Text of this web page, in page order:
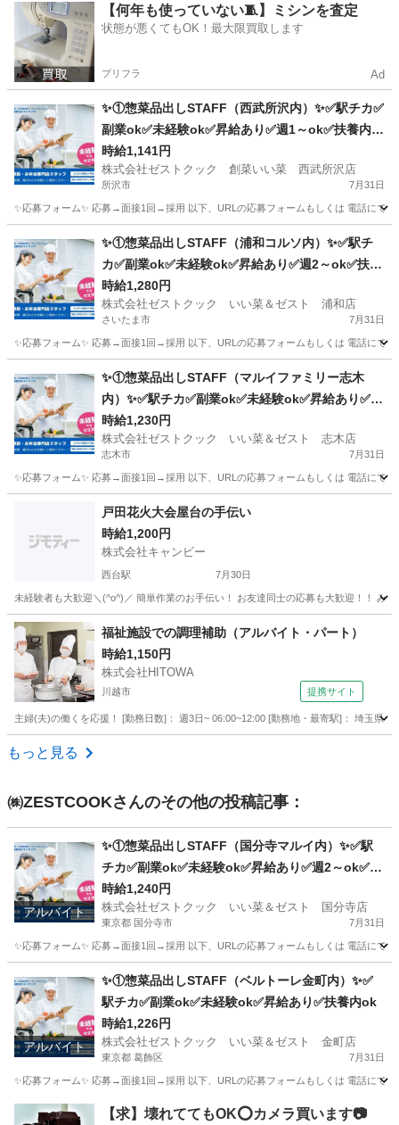
埼玉 入間市 その他
【何年も使っていない🧵】ミシンを査定
状態が悪くてもOK！最大限買取します
プリフラ Ad
✨①惣菜品出しSTAFF（西武所沢内）✨✅駅チカ✅
副業ok✅未経験ok✅昇給あり✅週1～ok✅扶養内o
k
時給1,141円
株式会社ゼストクック 創菜いい菜 西武所沢店
所沢市 7月31日
✨応募フォーム✨ 応募→面接1回→採用 以下、URLの応募フォームもしくは 電話にて
キッチン スタッフ
✨①惣菜品出しSTAFF（浦和コルソ内）✨✅駅チ
カ✅副業ok✅未経験ok✅昇給あり✅週2～ok✅扶養
内ok
時給1,280円
株式会社ゼストクック いい菜＆ゼスト 浦和店
さいたま市 7月31日
✨応募フォーム✨ 応募→面接1回→採用 以下、URLの応募フォームもしくは 電話にて
さいたま市 キッチン
✨①惣菜品出しSTAFF（マルイファミリー志木
内）✨✅駅チカ✅副業ok✅未経験ok✅昇給あり✅週
2～ok✅扶養内ok
時給1,230円
株式会社ゼストクック いい菜＆ゼスト 志木店
志木市 7月31日
✨応募フォーム✨ 応募→面接1回→採用 以下、URLの応募フォームもしくは 電話にて
キッチン スタッフ
戸田花火大会屋台の手伝い
時給1,200円
株式会社キャンビー
西台駅 7月30日
埼玉 戸田市 西台駅 飲食 花火大会
福祉施設での調理補助（アルバイト・パート）
時給1,150円
株式会社HITOWA
川越市 提携サイト
主婦(夫)の働くを応援！ [勤務日数]： 週3日~ 06:00~12:00 [勤務地・最寄駅]： 埼玉県
埼玉 川越市
もっと見る
㈱ZESTCOOKさんのその他の投稿記事：
アルバイト
✨①惣菜品出しSTAFF（国分寺マルイ内）✨✅駅
チカ✅副業ok✅未経験ok✅昇給あり✅週2～ok✅扶
養内ok
時給1,240円
株式会社ゼストクック いい菜＆ゼスト 国分寺店
東京都 国分寺市 7月31日
✨応募フォーム✨ 応募→面接1回→採用 以下、URLの応募フォームもしくは 電話にて
キッチン
アルバイト
✨①惣菜品出しSTAFF（ベルトーレ金町内）✨✅
駅チカ✅副業ok✅未経験ok✅昇給あり✅扶養内ok
時給1,226円
株式会社ゼストクック いい菜＆ゼスト 金町店
東京都 葛飾区 7月31日
✨応募フォーム✨ 応募→面接1回→採用 以下、URLの応募フォームもしくは 電話にて
東京 葛飾区 キッチン スタッフ
【求】壊れててもOK⭕️カメラ買います📷